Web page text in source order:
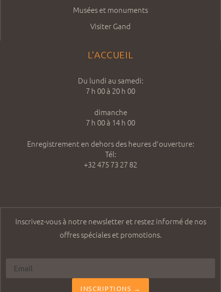
Musées et monuments
Visiter Gand
L'ACCUEIL
Du lundi au samedi:
7 h 00 à 20 h 00
dimanche
7 h 00 à 14 h 00
Enregistrement en dehors des heures d'ouverture:
Tél:
+32 475 73 27 82
Inscrivez-vous à notre newsletter et restez informé de nos
offres spéciales et promotions.
INSCRIPTIONS →